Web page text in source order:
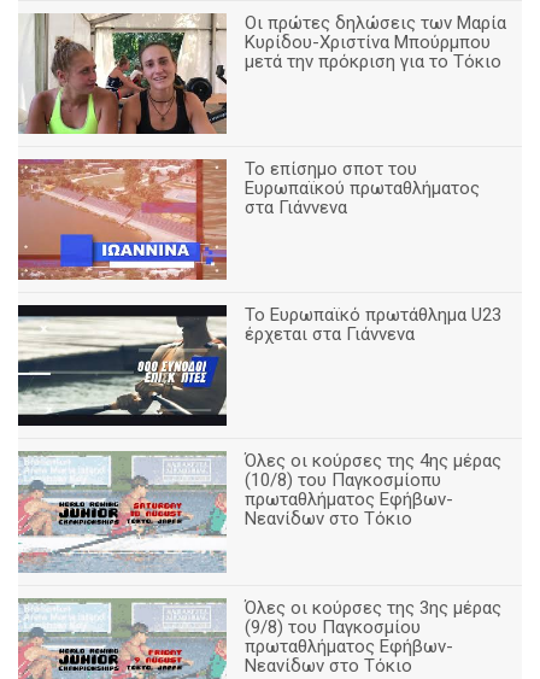
Οι πρώτες δηλώσεις των Μαρία
Κυρίδου-Χριστίνα Μπούρμπου
μετά την πρόκριση για το Τόκιο
Το επίσημο σποτ του
Ευρωπαϊκού πρωταθλήματος
στα Γιάννενα
To Ευρωπαϊκό πρωτάθλημα U23
έρχεται στα Γιάννενα
Όλες οι κούρσες της 4ης μέρας
(10/8) του Παγκοσμίοπυ
πρωταθλήματος Εφήβων-
Νεανίδων στο Τόκιο
Όλες οι κούρσες της 3ης μέρας
(9/8) του Παγκοσμίου
πρωταθλήματος Εφήβων-
Νεανίδων στο Τόκιο